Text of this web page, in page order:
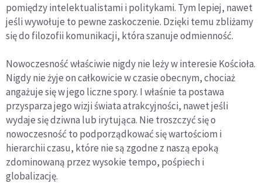
pomiędzy intelektualistami i politykami. Tym lepiej, nawet
jeśli wywołuje to pewne zaskoczenie. Dzięki temu zbliżamy
się do filozofii komunikacji, która szanuje odmienność.
Nowoczesność właściwie nigdy nie leży w interesie Kościoła.
Nigdy nie żyje on całkowicie w czasie obecnym, chociaż
angażuje się w jego liczne spory. I właśnie ta postawa
przysparza jego wizji świata atrakcyjności, nawet jeśli
wydaje się dziwna lub irytująca. Nie troszczyć się o
nowoczesność to podporządkować się wartościom i
hierarchii czasu, które nie są zgodne z naszą epoką
zdominowaną przez wysokie tempo, pośpiech i
globalizację.